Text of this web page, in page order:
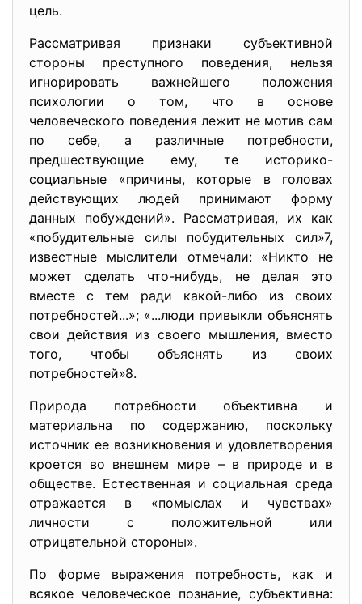
цель.
Рассматривая признаки субъективной
стороны преступного поведения, нельзя
игнорировать важнейшего положения
психологии о том, что в основе
человеческого поведения лежит не мотив сам
по себе, а различные потребности,
предшествующие ему, те историко-
социальные «причины, которые в головах
действующих людей принимают форму
данных побуждений». Рассматривая, их как
«побудительные силы побудительных сил»7,
известные мыслители отмечали: «Никто не
может сделать что-нибудь, не делая это
вместе с тем ради какой-либо из своих
потребностей...»; «...люди привыкли объяснять
свои действия из своего мышления, вместо
того, чтобы объяснять из своих
потребностей»8.
Природа потребности объективна и
материальна по содержанию, поскольку
источник ее возникновения и удовлетворения
кроется во внешнем мире – в природе и в
обществе. Естественная и социальная среда
отражается в «помыслах и чувствах»
личности с положительной или
отрицательной стороны».
По форме выражения потребность, как и
всякое человеческое познание, субъективна: